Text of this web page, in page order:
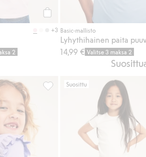
+3
2
Basic-mallisto
14,99 € Valitse 3 maksa 2
Lisää suosikkeihinPitkähihainen ribbipaita, Lisää
Suosittu